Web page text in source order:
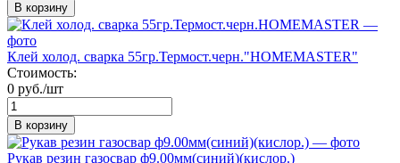
В корзину
Клей холод. сварка 55гр.Термост.черн."HOMEMASTER"
Стоимость:
0 руб./шт
В корзину
Рукав резин газосвар ф9.00мм(синий)(кислор.)